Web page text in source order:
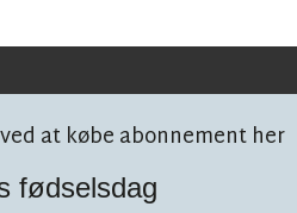
at købe abonnement her
fødselsdag